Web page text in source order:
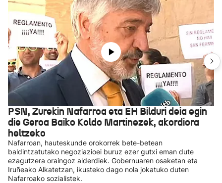
PSN, Zurekin Nafarroa eta EH Bilduri deia egin
die Geroa Baiko Koldo Martinezek, akordiora
heltzeko
Nafarroan, hauteskunde orokorrek bete-betean
baldintzatutako negoziazioei buruz ezer gutxi eman dute
ezagutzera oraingoz alderdiek. Gobernuaren osaketan eta
Iruñeako Alkatetzan, ikusteko dago nola jokatuko duten
Nafarroako sozialistek.